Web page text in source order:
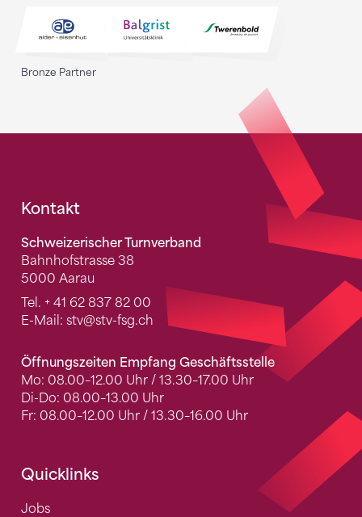
Bronze Partner
Fusszeile
Kontakt
Schweizerischer Turnverband
Bahnhofstrasse 38
5000 Aarau
Tel. + 41 62 837 82 00
E-Mail: stv@stv-fsg.ch
Öffnungszeiten Empfang Geschäftsstelle
Mo: 08.00–12.00 Uhr / 13.30–17.00 Uhr
Di-Do: 08.00–13.00 Uhr
Fr: 08.00–12.00 Uhr / 13.30–16.00 Uhr
Quicklinks
Jobs